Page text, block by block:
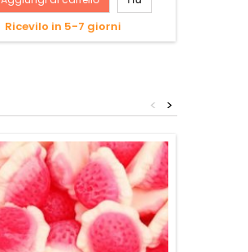
Ricevilo in 5-7 giorni
>
<